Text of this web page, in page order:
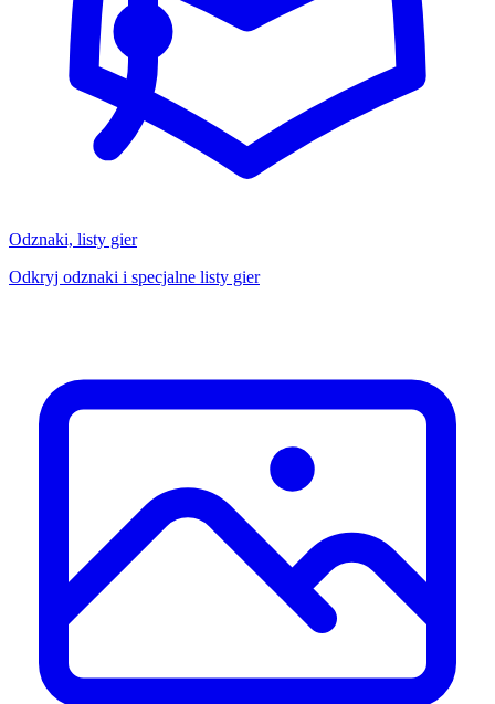
Odznaki, listy gier
Odkryj odznaki i specjalne listy gier